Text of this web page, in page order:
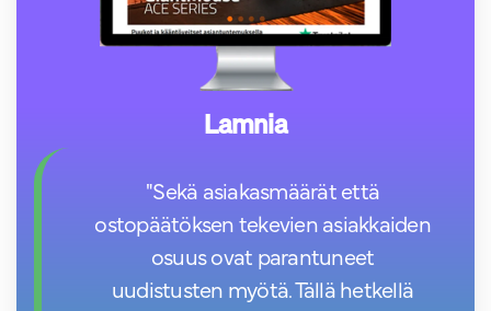
Lamnia
"Sekä asiakasmäärät että
ostopäätöksen tekevien asiakkaiden
osuus ovat parantuneet
uudistusten myötä. Tällä hetkellä